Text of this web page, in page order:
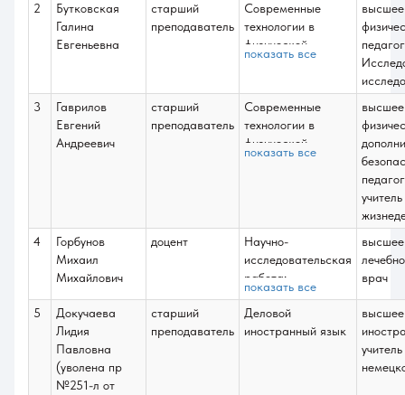
2
Бутковская
Галина
Евгеньевна
старший
преподаватель
Современные
технологии в
физической
культуре и спорте;
физкультурное
образование в
Теория спорта;
методики
физической
культуры;
Физическое
воспитание
взрослого
населения;
показать все
высшее
3
Гаврилов
Евгений
Андреевич
старший
преподаватель
Современные
технологии в
физической
культуре и спорте;
России;
Теория спорта;
Профессионально-
прикладные
аспекты теории и
методики
физической
показать все
высшее
4
Горбунов
Михаил
Михайлович
доцент
Научно-
исследовательская
работа;
Научно-
педагогическая
практика;
показать все
высшее
врач
5
Докучаева
Лидия
Павловна
(уволена пр
№251-л от
старший
преподаватель
Деловой
иностранный язык
высшее